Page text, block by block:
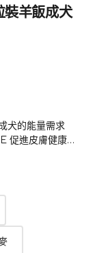
裝羊飯成犬
犬的能量需求
促進皮膚健康毛